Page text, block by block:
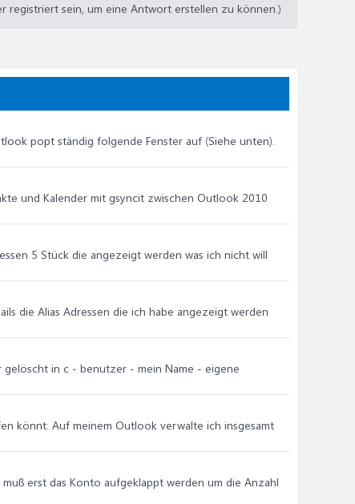
registriert sein, um eine Antwort erstellen zu können.)
popt ständig folgende Fenster auf (Siehe unten).
und Kalender mit gsyncit zwischen Outlook 2010
5 Stück die angezeigt werden was ich nicht will
die Alias Adressen die ich habe angezeigt werden
in c - benutzer - mein Name - eigene
könnt: Auf meinem Outlook verwalte ich insgesamt
erst das Konto aufgeklappt werden um die Anzahl